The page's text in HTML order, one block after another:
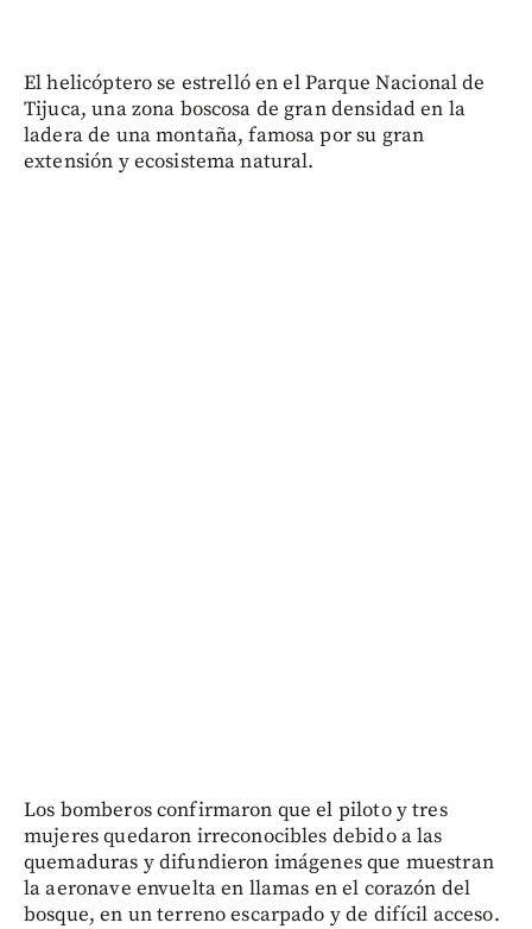
El helicóptero se estrelló en el Parque Nacional de
Tijuca, una zona boscosa de gran densidad en la
ladera de una montaña, famosa por su gran
extensión y ecosistema natural.
Los bomberos confirmaron que el piloto y tres
mujeres quedaron irreconocibles debido a las
quemaduras y difundieron imágenes que muestran
la aeronave envuelta en llamas en el corazón del
bosque, en un terreno escarpado y de difícil acceso.